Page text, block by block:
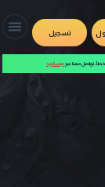
تسجيل
خطأ، تواصل معنا عبر ديسكورد